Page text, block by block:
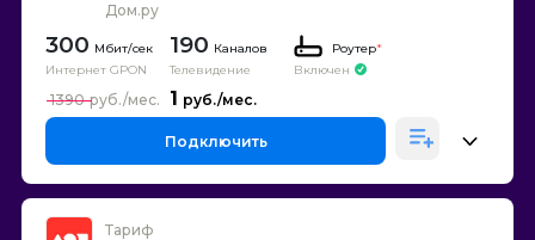
Дом.ру
300
Интернет GPON
190 Каналов
Телевидение
Роутер*
Включен
1
1390
Подключить
Тариф